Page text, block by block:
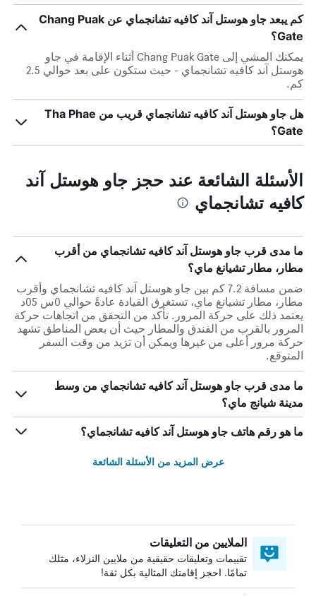
كم يبعد جاو هوستل آند كافيه تشانجماي عن Chang Puak
Gate؟
يمكنك المشي إلى Chang Puak Gate أثناء الإقامة في جاو
هوستل آند كافيه تشانجماي - حيث ستكون على بعد حوالي 2.5
كم.
هل جاو هوستل آند كافيه تشانجماي قريب من Tha Phae
Gate؟
الأسئلة الشائعة عند حجز جاو هوستل آند
كافيه تشانجماي
ما مدى قرب جاو هوستل آند كافيه تشانجماي من أقرب
مطار، مطار تشيانغ ماي؟
ضمن مسافة 7.2 كم بين جاو هوستل آند كافيه تشانجماي وأقرب
مطار، مطار تشيانغ ماي، تستغرق القيادة عادةً حوالي 0س 05د
يعتمد ذلك على حركة المرور. تأكد من التحقق من اتجاهات حركة
المرور بالقرب من الفندق والمطار حيث أن بعض المناطق تشهد
حركة مرور أعلى من غيرها ويمكن أن تزيد من وقت السفر
المتوقع.
ما مدى قرب جاو هوستل آند كافيه تشانجماي من وسط
مدينة شيانج ماي؟
ما هو رقم هاتف جاو هوستل آند كافيه تشانجماي؟
عرض المزيد من الأسئلة الشائعة
الملايين من التعليقات
تقييمات وتعليقات حقيقية من ملايين النزلاء، مثلك
تمامًا. احجز إقامتك المثالية بكل ثقة!